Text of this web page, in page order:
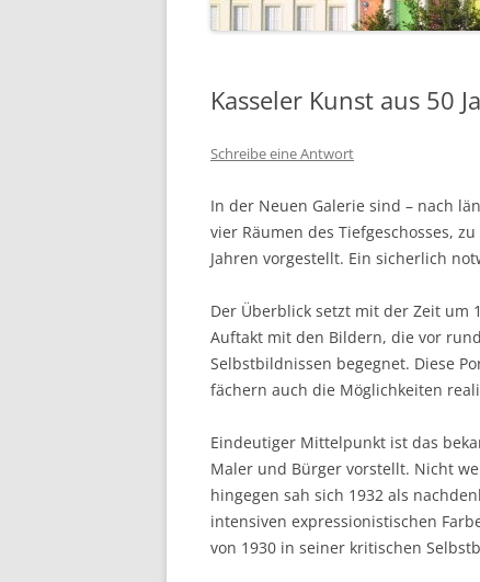
Kasseler Kunst aus 50
Schreibe eine Antwort
In der Neuen Galerie sind – nach
vier Räumen des Tiefgeschosses,
Jahren vorgestellt. Ein sicherlich
Der Überblick setzt mit der Zeit um
Auftakt mit den Bildern, die vor
Selbstbildnissen begegnet. Diese
fächern auch die Möglichkeiten
Eindeutiger Mittelpunkt ist das
Maler und Bürger vorstellt. Nicht
hingegen sah sich 1932 als
intensiven expressionistischen
von 1930 in seiner kritischen